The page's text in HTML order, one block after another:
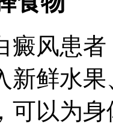
风患者
新鲜水
可以为